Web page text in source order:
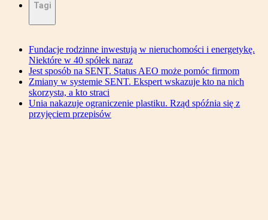
Tagi
Fundacje rodzinne inwestują w nieruchomości i energetykę.
Niektóre w 40 spółek naraz
Jest sposób na SENT. Status AEO może pomóc firmom
Zmiany w systemie SENT. Ekspert wskazuje kto na nich
skorzysta, a kto straci
Unia nakazuje ograniczenie plastiku. Rząd spóźnia się z
przyjęciem przepisów